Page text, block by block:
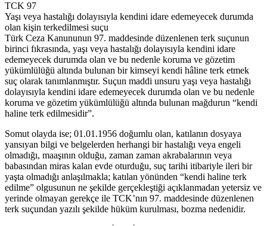
TCK 97
Yaşı veya hastalığı dolayısıyla kendini idare edemeyecek durumda
olan kişin terkedilmesi suçu
Türk Ceza Kanununun 97. maddesinde düzenlenen terk suçunun
birinci fıkrasında, yaşı veya hastalığı dolayısıyla kendini idare
edemeyecek durumda olan ve bu nedenle koruma ve gözetim
yükümlülüğü altında bulunan bir kimseyi kendi hâline terk etmek
suç olarak tanımlanmıştır. Suçun maddi unsuru yaşı veya hastalığı
dolayısıyla kendini idare edemeyecek durumda olan ve bu nedenle
koruma ve gözetim yükümlülüğü altında bulunan mağdurun “kendi
haline terk edilmesidir”.
Somut olayda ise; 01.01.1956 doğumlu olan, katılanın dosyaya
yansıyan bilgi ve belgelerden herhangi bir hastalığı veya engeli
olmadığı, maaşının olduğu, zaman zaman akrabalarının veya
babasından miras kalan evde oturduğu, suç tarihi itibariyle ileri bir
yaşta olmadığı anlaşılmakla; katılan yönünden “kendi haline terk
edilme” olgusunun ne şekilde gerçekleştiği açıklanmadan yetersiz ve
yerinde olmayan gerekçe ile TCK’nın 97. maddesinde düzenlenen
terk suçundan yazılı şekilde hüküm kurulması, bozma nedenidir.